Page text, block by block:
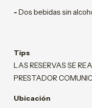
- Dos bebidas sin
Tips
LAS RESERVAS SE
PRESTADOR
Ubicación